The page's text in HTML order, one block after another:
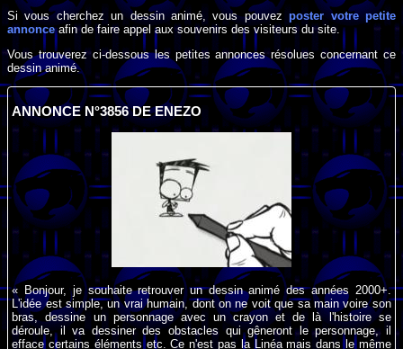
Si vous cherchez un dessin animé, vous pouvezposter votre petite
annonceafin de faire appel aux souvenirs des visiteurs du site.
Vous trouverez ci-dessous les petites annonces résolues concernant ce
dessin animé.
ANNONCE N°3856 DE ENEZO
« Bonjour, je souhaite retrouver un dessin animé des années 2000+.
L'idée est simple, un vrai humain, dont on ne voit que sa main voire son
bras, dessine un personnage avec un crayon et de là l'histoire se
déroule, il va dessiner des obstacles qui gêneront le personnage, il
efface certains éléments etc. Ce n'est pas la Linéa mais dans le même